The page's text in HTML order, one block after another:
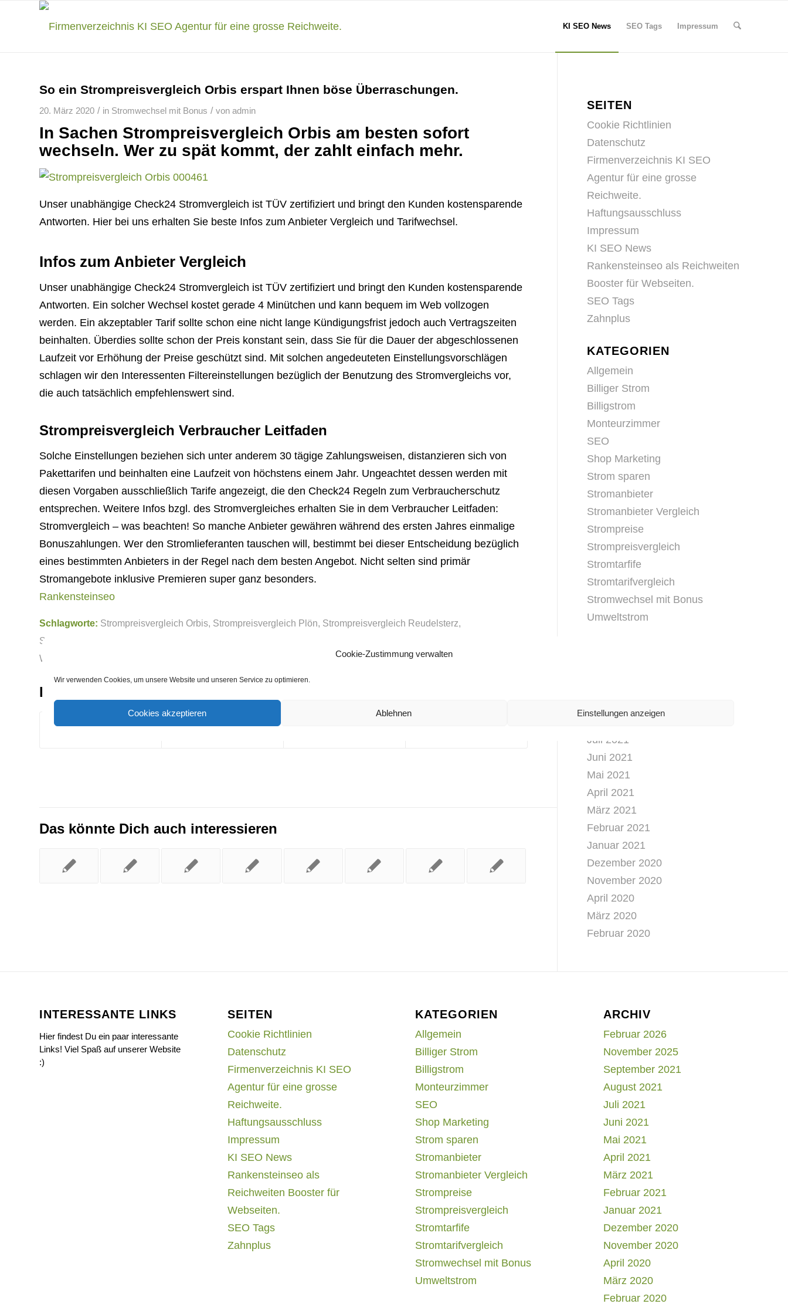
Cookie-Zustimmung verwalten
Wir verwenden Cookies, um unsere Website und unseren Service zu optimieren.
Cookies akzeptieren Ablehnen Einstellungen anzeigen
KI SEO News SEO Tags Impressum
So ein Strompreisvergleich Orbis erspart Ihnen böse Überraschungen.
20. März 2020 / in Stromwechsel mit Bonus / von admin
In Sachen Strompreisvergleich Orbis am besten sofort
wechseln. Wer zu spät kommt, der zahlt einfach mehr.
Unser unabhängige Check24 Stromvergleich ist TÜV zertifiziert und bringt den Kunden kostensparende
Antworten. Hier bei uns erhalten Sie beste Infos zum Anbieter Vergleich und Tarifwechsel.
Infos zum Anbieter Vergleich
Unser unabhängige Check24 Stromvergleich ist TÜV zertifiziert und bringt den Kunden kostensparende
Antworten. Ein solcher Wechsel kostet gerade 4 Minütchen und kann bequem im Web vollzogen
werden. Ein akzeptabler Tarif sollte schon eine nicht lange Kündigungsfrist jedoch auch Vertragszeiten
beinhalten. Überdies sollte schon der Preis konstant sein, dass Sie für die Dauer der abgeschlossenen
Laufzeit vor Erhöhung der Preise geschützt sind. Mit solchen angedeuteten Einstellungsvorschlägen
schlagen wir den Interessenten Filtereinstellungen bezüglich der Benutzung des Stromvergleichs vor,
die auch tatsächlich empfehlenswert sind.
Strompreisvergleich Verbraucher Leitfaden
Solche Einstellungen beziehen sich unter anderem 30 tägige Zahlungsweisen, distanzieren sich von
Pakettarifen und beinhalten eine Laufzeit von höchstens einem Jahr. Ungeachtet dessen werden mit
diesen Vorgaben ausschließlich Tarife angezeigt, die den Check24 Regeln zum Verbraucherschutz
entsprechen. Weitere Infos bzgl. des Stromvergleiches erhalten Sie in dem Verbraucher Leitfaden:
Stromvergleich – was beachten! So manche Anbieter gewähren während des ersten Jahres einmalige
Bonuszahlungen. Wer den Stromlieferanten tauschen will, bestimmt bei dieser Entscheidung bezüglich
eines bestimmten Anbieters in der Regel nach dem besten Angebot. Nicht selten sind primär
Stromangebote inklusive Premieren super ganz besonders.
Rankensteinseo
Schlagworte: Strompreisvergleich Orbis, Strompreisvergleich Plön, Strompreisvergleich Reudelsterz,
Strompreisvergleich Roggenburg
Windeby
Eintrag teilen
Das könnte Dich auch interessieren
SEITEN
Cookie Richtlinien
Datenschutz
Firmenverzeichnis KI SEO
Agentur für eine grosse
Reichweite.
Haftungsausschluss
Impressum
KI SEO News
Rankensteinseo als Reichweiten
Booster für Webseiten.
SEO Tags
Zahnplus
KATEGORIEN
Allgemein
Billiger Strom
Billigstrom
Monteurzimmer
SEO
Shop Marketing
Strom sparen
Stromanbieter
Stromanbieter Vergleich
Strompreise
Strompreisvergleich
Stromtarfife
Stromtarifvergleich
Stromwechsel mit Bonus
Umweltstrom
Juli 2021
Juni 2021
Mai 2021
April 2021
März 2021
Februar 2021
Januar 2021
Dezember 2020
November 2020
April 2020
März 2020
Februar 2020
INTERESSANTE LINKS
Hier findest Du ein paar interessante
Links! Viel Spaß auf unserer Website
:)
SEITEN
Cookie Richtlinien
Datenschutz
Firmenverzeichnis KI SEO
Agentur für eine grosse
Reichweite.
Haftungsausschluss
Impressum
KI SEO News
Rankensteinseo als
Reichweiten Booster für
Webseiten.
SEO Tags
Zahnplus
KATEGORIEN
Allgemein
Billiger Strom
Billigstrom
Monteurzimmer
SEO
Shop Marketing
Strom sparen
Stromanbieter
Stromanbieter Vergleich
Strompreise
Strompreisvergleich
Stromtarfife
Stromtarifvergleich
Stromwechsel mit Bonus
Umweltstrom
ARCHIV
Februar 2026
November 2025
September 2021
August 2021
Juli 2021
Juni 2021
Mai 2021
April 2021
März 2021
Februar 2021
Januar 2021
Dezember 2020
November 2020
April 2020
März 2020
Februar 2020